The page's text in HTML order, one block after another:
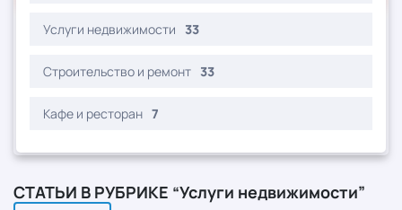
Услуги недвижимости 33
Строительство и ремонт 33
Кафе и ресторан 7
СТАТЬИ В РУБРИКЕ “Услуги недвижимости”